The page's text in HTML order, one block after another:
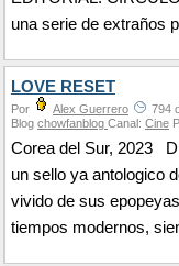
una serie de extraños
LOVE RESET
Por Alex Guerrero
794
Blog chowfanblog Canal: Cine
Corea del Sur, 2023
un sello ya antologico
vivido de sus
tiempos modernos,